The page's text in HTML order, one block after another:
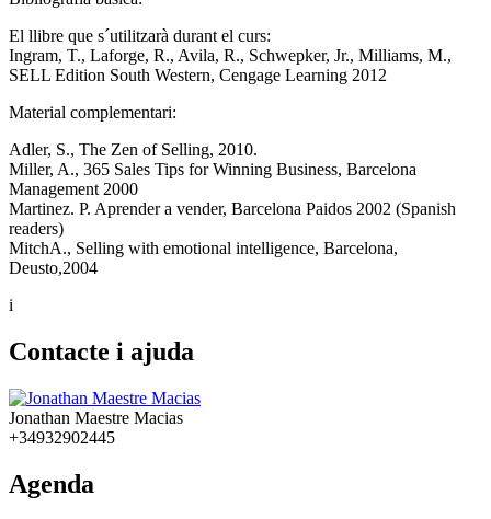
El llibre que s´utilitzarà durant el curs:
Ingram, T., Laforge, R., Avila, R., Schwepker, Jr., Milliams, M.,
SELL Edition South Western, Cengage Learning 2012
Material complementari:
Adler, S., The Zen of Selling, 2010.
Miller, A., 365 Sales Tips for Winning Business, Barcelona
Management 2000
Martinez. P. Aprender a vender, Barcelona Paidos 2002 (Spanish
readers)
MitchA., Selling with emotional intelligence, Barcelona,
Deusto,2004
i
Contacte i ajuda
Jonathan Maestre Macias
+34932902445
Agenda